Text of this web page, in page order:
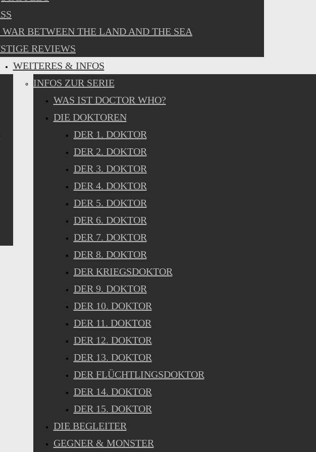
WAR BETWEEN THE LAND AND THE SEA
REVIEWS
WEITERES & INFOS
INFOS ZUR SERIE
WAS IST DOCTOR WHO?
DIE DOKTOREN
DER 1. DOKTOR
DER 2. DOKTOR
DER 3. DOKTOR
DER 4. DOKTOR
DER 5. DOKTOR
DER 6. DOKTOR
DER 7. DOKTOR
DER 8. DOKTOR
DER KRIEGSDOKTOR
DER 9. DOKTOR
DER 10. DOKTOR
DER 11. DOKTOR
DER 12. DOKTOR
DER 13. DOKTOR
DER FLÜCHTLINGSDOKTOR
DER 14. DOKTOR
DER 15. DOKTOR
DIE BEGLEITER
GEGNER & MONSTER